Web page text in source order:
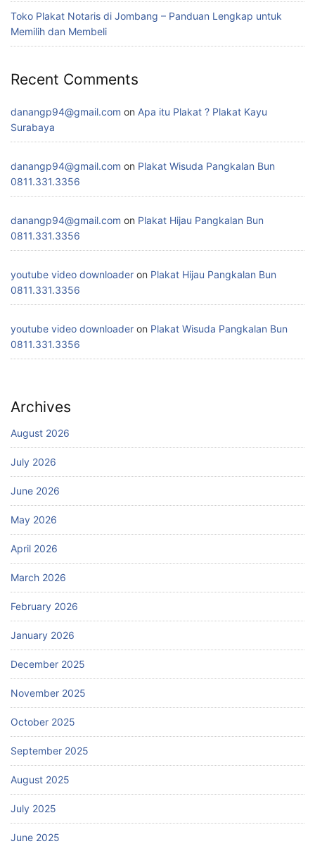
Toko Plakat Notaris di Jombang – Panduan Lengkap untuk
Memilih dan Membeli
Recent Comments
danangp94@gmail.com on Apa itu Plakat ? Plakat Kayu
Surabaya
danangp94@gmail.com on Plakat Wisuda Pangkalan Bun
0811.331.3356
danangp94@gmail.com on Plakat Hijau Pangkalan Bun
0811.331.3356
youtube video downloader on Plakat Hijau Pangkalan Bun
0811.331.3356
youtube video downloader on Plakat Wisuda Pangkalan Bun
0811.331.3356
Archives
August 2026
July 2026
June 2026
May 2026
April 2026
March 2026
February 2026
January 2026
December 2025
November 2025
October 2025
September 2025
August 2025
July 2025
June 2025